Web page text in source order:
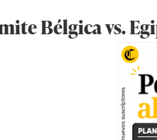
Bélgica vs.